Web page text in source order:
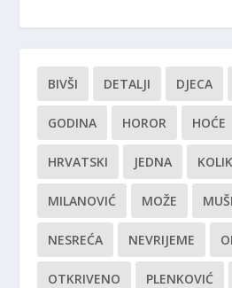
BIVŠI DETALJI DJECA
GODINA HOROR HOĆE
HRVATSKI JEDNA
MILANOVIĆ MOŽE
NESREĆA NEVRIJEME
OTKRIVENO PLENKOVIĆ